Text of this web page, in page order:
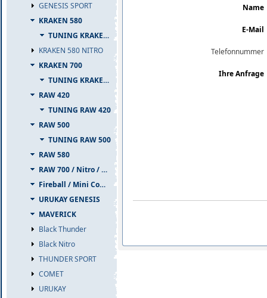
GENESIS SPORT
KRAKEN 580
TUNING KRAKEN 580
KRAKEN 580 NITRO
KRAKEN 700
TUNING KRAKEN 700
RAW 420
TUNING RAW 420
RAW 500
TUNING RAW 500
RAW 580
RAW 700 / Nitro / PIUMA
Fireball / Mini Comet
URUKAY GENESIS
MAVERICK
Black Thunder
Black Nitro
THUNDER SPORT
COMET
URUKAY
Name
E-Mail
Telefonnummer
Ihre Anfrage